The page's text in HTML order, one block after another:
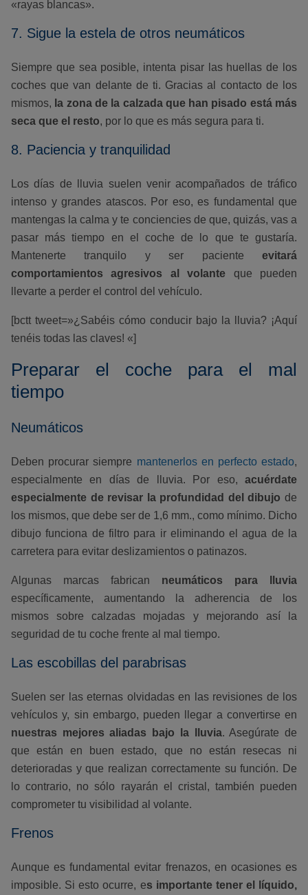
«rayas blancas».
7. Sigue la estela de otros neumáticos
Siempre que sea posible, intenta pisar las huellas de los
coches que van delante de ti. Gracias al contacto de los
mismos, la zona de la calzada que han pisado está más
seca que el resto, por lo que es más segura para ti.
8. Paciencia y tranquilidad
Los días de lluvia suelen venir acompañados de tráfico
intenso y grandes atascos. Por eso, es fundamental que
mantengas la calma y te conciencies de que, quizás, vas a
pasar más tiempo en el coche de lo que te gustaría.
Mantenerte tranquilo y ser paciente evitará
comportamientos agresivos al volante que pueden
llevarte a perder el control del vehículo.
[bctt tweet=»¿Sabéis cómo conducir bajo la lluvia? ¡Aquí
tenéis todas las claves! «]
Preparar el coche para el mal
tiempo
Neumáticos
Deben procurar siempre mantenerlos en perfecto estado,
especialmente en días de lluvia. Por eso, acuérdate
especialmente de revisar la profundidad del dibujo de
los mismos, que debe ser de 1,6 mm., como mínimo. Dicho
dibujo funciona de filtro para ir eliminando el agua de la
carretera para evitar deslizamientos o patinazos.
Algunas marcas fabrican neumáticos para lluvia
específicamente, aumentando la adherencia de los
mismos sobre calzadas mojadas y mejorando así la
seguridad de tu coche frente al mal tiempo.
Las escobillas del parabrisas
Suelen ser las eternas olvidadas en las revisiones de los
vehículos y, sin embargo, pueden llegar a convertirse en
nuestras mejores aliadas bajo la lluvia. Asegúrate de
que están en buen estado, que no están resecas ni
deterioradas y que realizan correctamente su función. De
lo contrario, no sólo rayarán el cristal, también pueden
comprometer tu visibilidad al volante.
Frenos
Aunque es fundamental evitar frenazos, en ocasiones es
imposible. Si esto ocurre, es importante tener el líquido,